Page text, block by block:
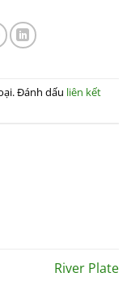
Đánh dấu liên kết
River Plate